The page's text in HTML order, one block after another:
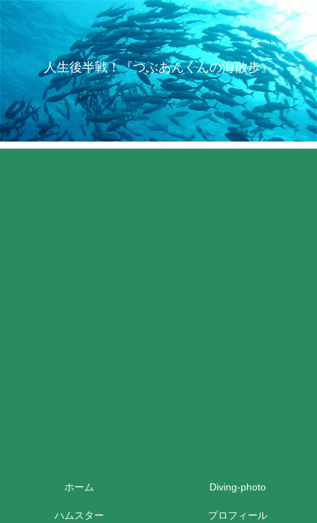
人生後半戦！『つぶあんくんの海散歩』
ホーム Diving-photo
ハムスター プロフィール